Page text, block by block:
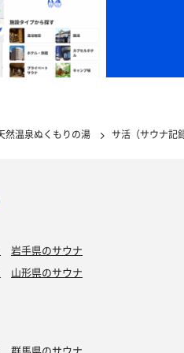
然温泉ぬくもりの湯 サ活（サウナ記
岩手県のサウナ
山形県のサウナ